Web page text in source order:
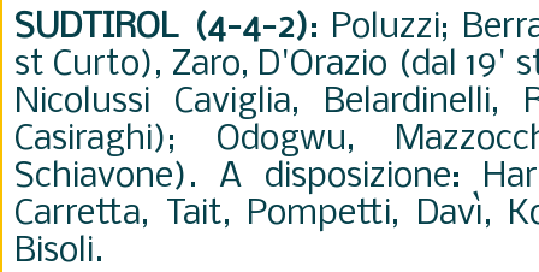
SUDTIROL (4-4-2): Poluzzi;
st Curto), Zaro, D'Orazio (dal 19'
Nicolussi Caviglia,
Casiraghi); Odogwu,
Schiavone). A disposizione:
Carretta, Tait, Pompetti, Davì,
Bisoli.